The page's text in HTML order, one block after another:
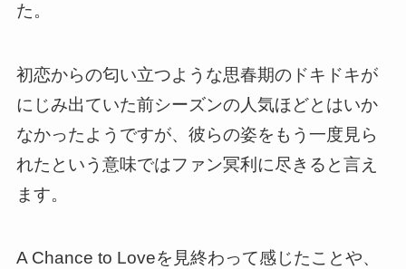
た。
初恋からの匂い立つような思春期のドキドキが
にじみ出ていた前シーズンの人気ほどとはいか
なかったようですが、 彼らの姿をもう一度見ら
れたという意味ではファン冥利に尽きると言え
ます。
A Chance to Loveを見終わって感じたことや、